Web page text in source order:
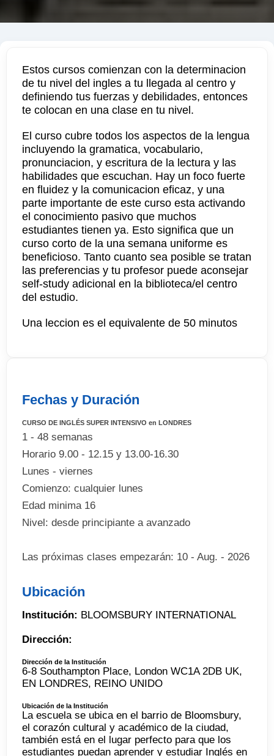
Estos cursos comienzan con la determinacion
de tu nivel del ingles a tu llegada al centro y
definiendo tus fuerzas y debilidades, entonces
te colocan en una clase en tu nivel.
El curso cubre todos los aspectos de la lengua
incluyendo la gramatica, vocabulario,
pronunciacion, y escritura de la lectura y las
habilidades que escuchan. Hay un foco fuerte
en fluidez y la comunicacion eficaz, y una
parte importante de este curso esta activando
el conocimiento pasivo que muchos
estudiantes tienen ya. Esto significa que un
curso corto de la una semana uniforme es
beneficioso. Tanto cuanto sea posible se tratan
las preferencias y tu profesor puede aconsejar
self-study adicional en la biblioteca/el centro
del estudio.
Una leccion es el equivalente de 50 minutos
Fechas y Duración
CURSO DE INGLÉS SUPER INTENSIVO en LONDRES
1 - 48 semanas
Horario 9.00 - 12.15 y 13.00-16.30
Lunes - viernes
Comienzo: cualquier lunes
Edad minima 16
Nivel: desde principiante a avanzado
Las próximas clases empezarán: 10 - Aug. - 2026
Ubicación
Institución: BLOOMSBURY INTERNATIONAL
Dirección:
Dirección de la Institución
6-8 Southampton Place, London WC1A 2DB UK,
EN LONDRES, REINO UNIDO
Ubicación de la Institución
La escuela se ubica en el barrio de Bloomsbury,
el corazón cultural y académico de la ciudad,
también está en el lugar perfecto para que los
estudiantes puedan aprender y estudiar Inglés en